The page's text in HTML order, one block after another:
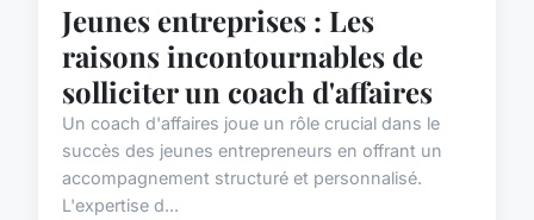
Jeunes entreprises : Les
raisons incontournables de
solliciter un coach d'affaires
Un coach d'affaires joue un rôle crucial dans le
succès des jeunes entrepreneurs en offrant un
accompagnement structuré et personnalisé.
L'expertise d...